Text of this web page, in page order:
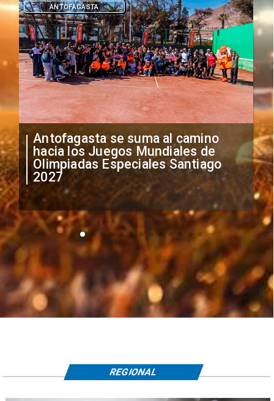
"Falta de profesionalismo": Sifup
anuncia medidas por situación
irregular de futbolistas
extranjeros
DEPORTES
REGIONAL